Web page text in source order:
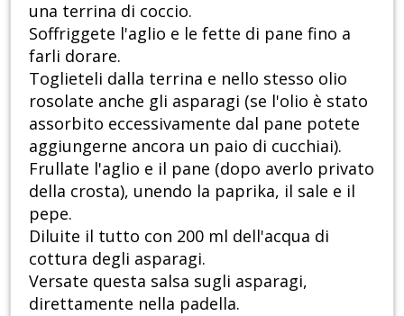
una terrina di coccio.
Soffriggete l'aglio e le fette di pane fino a
farli dorare.
Toglieteli dalla terrina e nello stesso olio
rosolate anche gli asparagi (se l'olio è stato
assorbito eccessivamente dal pane potete
aggiungerne ancora un paio di cucchiai).
Frullate l'aglio e il pane (dopo averlo privato
della crosta), unendo la paprika, il sale e il
pepe.
Diluite il tutto con 200 ml dell'acqua di
cottura degli asparagi.
Versate questa salsa sugli asparagi,
direttamente nella padella.